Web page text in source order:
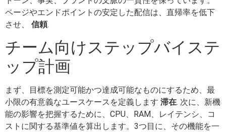
ページやエンドポイントの安定した配信は、直帰率を低下
させ、 信頼.
チーム向けステップバイステ
ップ計画
まず、目標を測定可能かつ達成可能なものにするため、最
小限の有意義なユースケースを定義します 滞在. 次に、新機
能の影響を把握するために、CPU、RAM、レイテンシ、コ
ストに関する基準値を算出します。3つ目に、その機能を一